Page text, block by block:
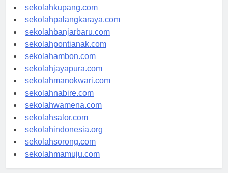
sekolahmanado.com
sekolahkupang.com
sekolahpalangkaraya.com
sekolahbanjarbaru.com
sekolahpontianak.com
sekolahambon.com
sekolahjayapura.com
sekolahmanokwari.com
sekolahnabire.com
sekolahwamena.com
sekolahsalor.com
sekolahindonesia.org
sekolahsorong.com